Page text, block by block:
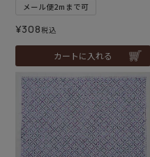
メール便2mまで可
¥308税込
カートに入れる